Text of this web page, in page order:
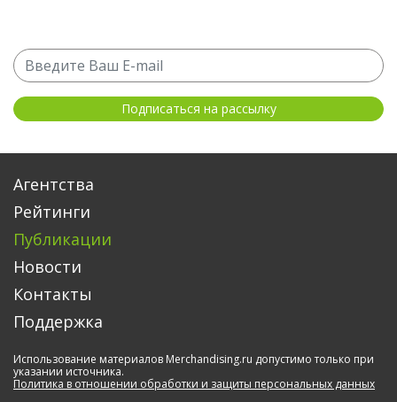
Агентства
Рейтинги
Публикации
Новости
Контакты
Поддержка
Использование материалов Merchandising.ru допустимо только при
указании источника.
Политика в отношении обработки и защиты персональных данных